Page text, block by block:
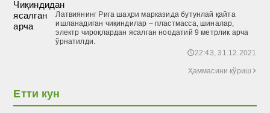
Латвиянинг Рига шаҳри марказида бутунлай қайта
ишланадиган чиқиндилар – пластмасса, шиналар,
электр чироқлардан ясалган ноодатий 9 метрлик арча
ўрнатилди.
🕔22:43, 31.12.2021
Ҳаммасини кўриш
Етти кун